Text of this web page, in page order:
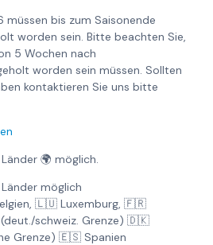
müssen bis zum Saisonende
worden sein. Bitte beachten Sie,
5 Wochen nach
worden sein müssen. Sollten
kontaktieren Sie uns bitte
🌍 möglich.
möglich
🇱🇺 Luxemburg, 🇫🇷
schweiz. Grenze) 🇩🇰
Grenze) 🇪🇸 Spanien